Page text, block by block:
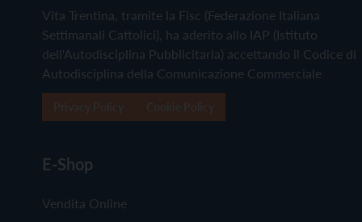
Vita Trentina, tramite la Fisc (Federazione Italiana
Settimanali Cattolici), ha aderito allo IAP (Istituto
dell'Autodisciplina Pubblicitaria) accettando il Codice di
Autodisciplina della Comunicazione Commerciale
E-Shop
Vendita Online